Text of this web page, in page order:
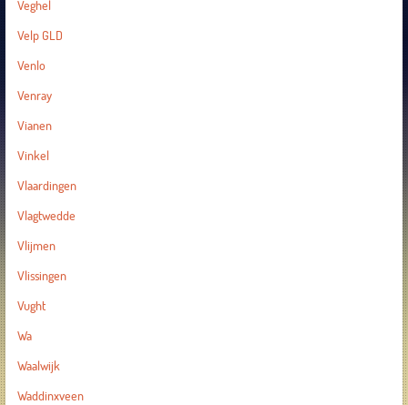
Veghel
Velp GLD
Venlo
Venray
Vianen
Vinkel
Vlaardingen
Vlagtwedde
Vlijmen
Vlissingen
Vught
Wa
Waalwijk
Waddinxveen